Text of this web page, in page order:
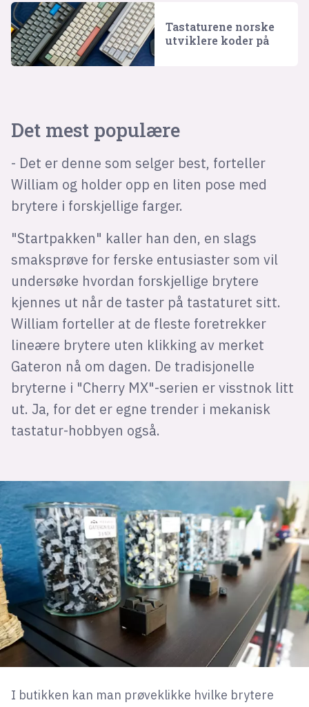
Tastaturene norske
utviklere koder på
Det mest populære
- Det er denne som selger best, forteller
William og holder opp en liten pose med
brytere i forskjellige farger.
"Startpakken" kaller han den, en slags
smaksprøve for ferske entusiaster som vil
undersøke hvordan forskjellige brytere
kjennes ut når de taster på tastaturet sitt.
William forteller at de fleste foretrekker
lineære brytere uten klikking av merket
Gateron nå om dagen. De tradisjonelle
bryterne i "Cherry MX"-serien er visstnok litt
ut. Ja, for det er egne trender i mekanisk
tastatur-hobbyen også.
I butikken kan man prøveklikke hvilke brytere